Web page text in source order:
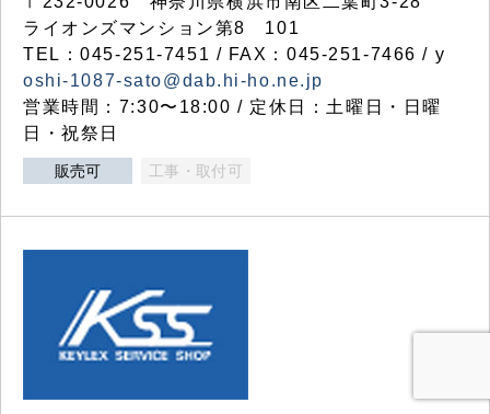
ライオンズマンション第8 101
TEL：045-251-7451 / FAX：045-251-7466 / y
oshi-1087-sato@dab.hi-ho.ne.jp
営業時間：7:30〜18:00 / 定休日：土曜日・日曜
日・祝祭日
販売可 工事・取付可